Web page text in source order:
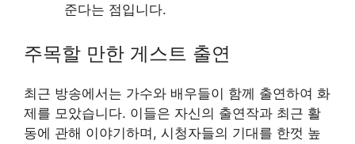
준다는 점입니다.
주목할 만한 게스트 출연
최근 방송에서는 가수와 배우들이 함께 출연하여 화
제를 모았습니다. 이들은 자신의 출연작과 최근 활
동에 관해 이야기하며, 시청자들의 기대를 한껏 높